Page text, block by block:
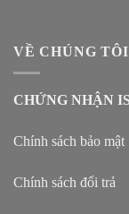
VỀ CHÚNG TÔI
CHỨNG NHẬN
Chính sách bảo mật
Chính sách đổi trả